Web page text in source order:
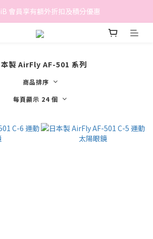
免費送貨 (離島區及偏遠地區除外)
會員享有額外折扣及積分優惠
免費送貨 (離島區及偏遠地區除外)
本製 AirFly AF-501 系列
商品排序
每頁顯示 24 個